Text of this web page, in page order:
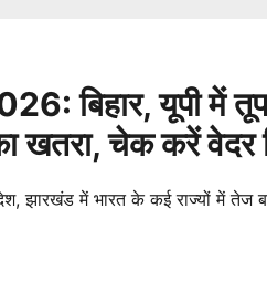
बिहार, यूपी में
खतरा, चेक करें वेदर
झारखंड में भारत के कई राज्यों में तेज